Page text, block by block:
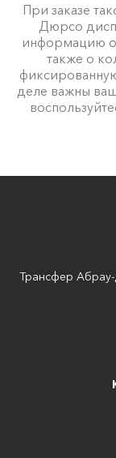
При заказе
Дюрсо
информацию о
также о
деле важны
Трансфер